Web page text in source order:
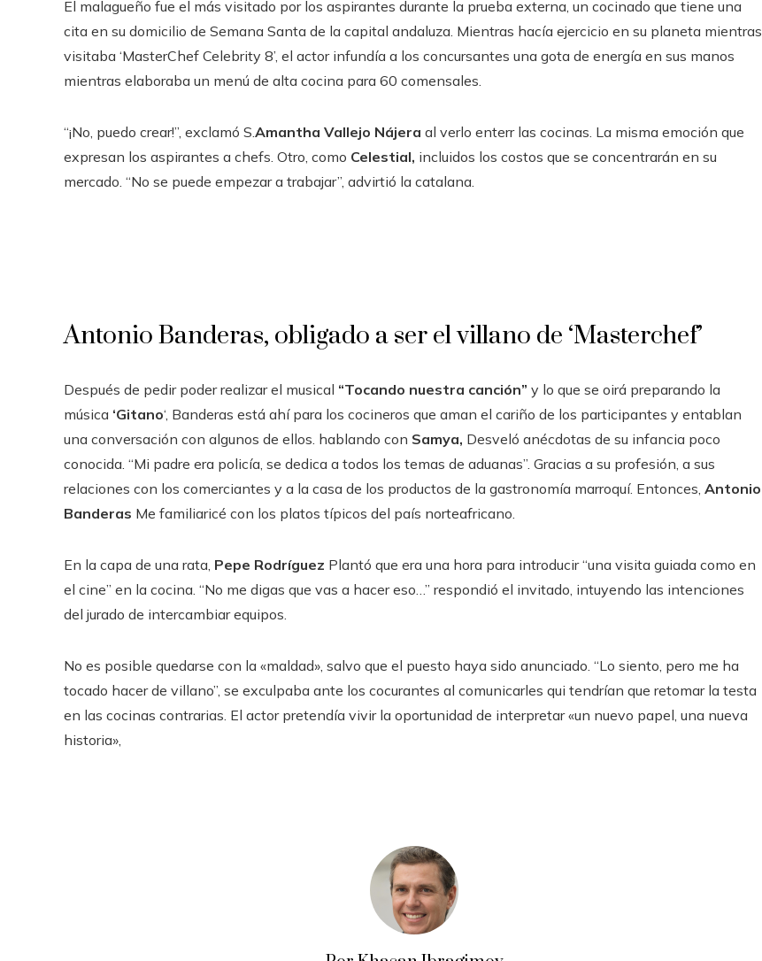
El malagueño fue el más visitado por los aspirantes durante la prueba externa, un cocinado que tiene una
cita en su domicilio de Semana Santa de la capital andaluza. Mientras hacía ejercicio en su planeta mientras
visitaba ‘MasterChef Celebrity 8’, el actor infundía a los concursantes una gota de energía en sus manos
mientras elaboraba un menú de alta cocina para 60 comensales.
“¡No, puedo crear!”, exclamó S.Amantha Vallejo Nájera al verlo enterr las cocinas. La misma emoción que
expresan los aspirantes a chefs. Otro, como Celestial, incluidos los costos que se concentrarán en su
mercado. “No se puede empezar a trabajar”, ​​advirtió la catalana.
Antonio Banderas, obligado a ser el villano de ‘Masterchef’
Después de pedir poder realizar el musical “Tocando nuestra canción” y lo que se oirá preparando la
música ‘Gitano‘, Banderas está ahí para los cocineros que aman el cariño de los participantes y entablan
una conversación con algunos de ellos. hablando con Samya, Desveló anécdotas de su infancia poco
conocida. “Mi padre era policía, se dedica a todos los temas de aduanas”. Gracias a su profesión, a sus
relaciones con los comerciantes y a la casa de los productos de la gastronomía marroquí. Entonces, Antonio
Banderas Me familiaricé con los platos típicos del país norteafricano.
En la capa de una rata, Pepe Rodríguez Plantó que era una hora para introducir “una visita guiada como en
el cine” en la cocina. “No me digas que vas a hacer eso…” respondió el invitado, intuyendo las intenciones
del jurado de intercambiar equipos.
No es posible quedarse con la «maldad», salvo que el puesto haya sido anunciado. “Lo siento, pero me ha
tocado hacer de villano”, se exculpaba ante los cocurantes al comunicarles qui tendrían que retomar la testa
en las cocinas contrarias. El actor pretendía vivir la oportunidad de interpretar «un nuevo papel, una nueva
historia»,